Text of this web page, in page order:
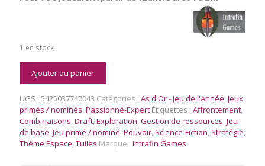
1 en stock
Mars
Ajouter au panier
UGS : 5425037740043 Catégories : As d'Or - Jeu de l'Année,Jeux
primés / nominés,Passionné-Expert Étiquettes : Affrontement,
Combinaisons,Draft,Exploration,Gestion de ressources,Jeu
de base,Jeu primé / nominé,Pouvoir, Science-Fiction, Stratégie,
Thème Espace,Tuiles Marque : Intrafin Games